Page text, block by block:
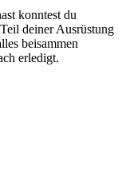
konntest du
deiner Ausrüstung
beisammen
erledigt.